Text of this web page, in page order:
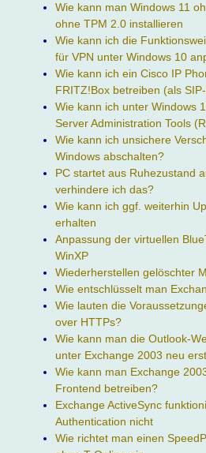
Wie kann man Windows 11
ohne TPM 2.0 installieren
Wie kann ich die
für VPN unter Windows 10
Wie kann ich ein Cisco IP
FRITZ!Box betreiben (als
Wie kann ich unter Windows
Server Administration Tools
Wie kann ich unsichere
Windows abschalten?
PC startet aus Ruhezustand
verhindere ich das?
Wie kann ich ggf. weiterhin
erhalten
Anpassung der virtuellen
WinXP
Wiederherstellen gelöschter
Wie entschlüsselt man
Wie lauten die
over HTTPs?
Wie kann man die Outlook-
unter Exchange 2003 neu
Wie kann man Exchange
Frontend betreiben?
Exchange ActiveSync
Authentication nicht
Wie richtet man einen